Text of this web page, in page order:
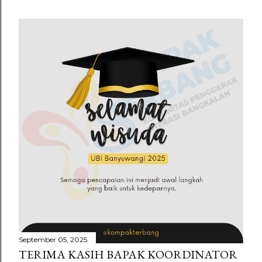
September 05, 2025
TERIMA KASIH BAPAK KOORDINATOR